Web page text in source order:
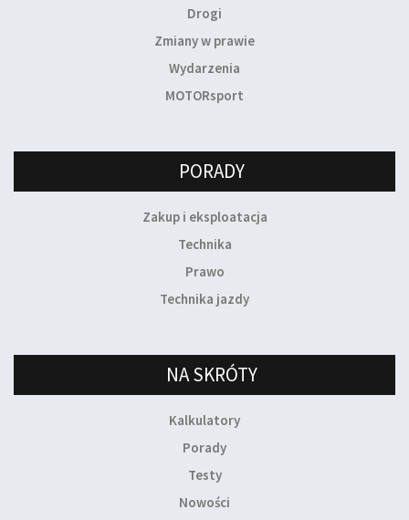
Drogi
Zmiany w prawie
Wydarzenia
MOTORsport
PORADY
Zakup i eksploatacja
Technika
Prawo
Technika jazdy
NA SKRÓTY
Kalkulatory
Porady
Testy
Nowości